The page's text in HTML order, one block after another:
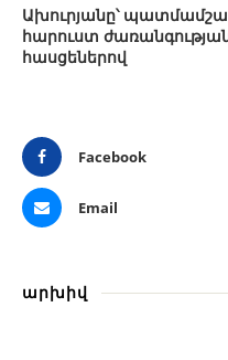
Ախուրյանը՝
հարուստ
հասցեներով
Facebook
Email
արխիվ